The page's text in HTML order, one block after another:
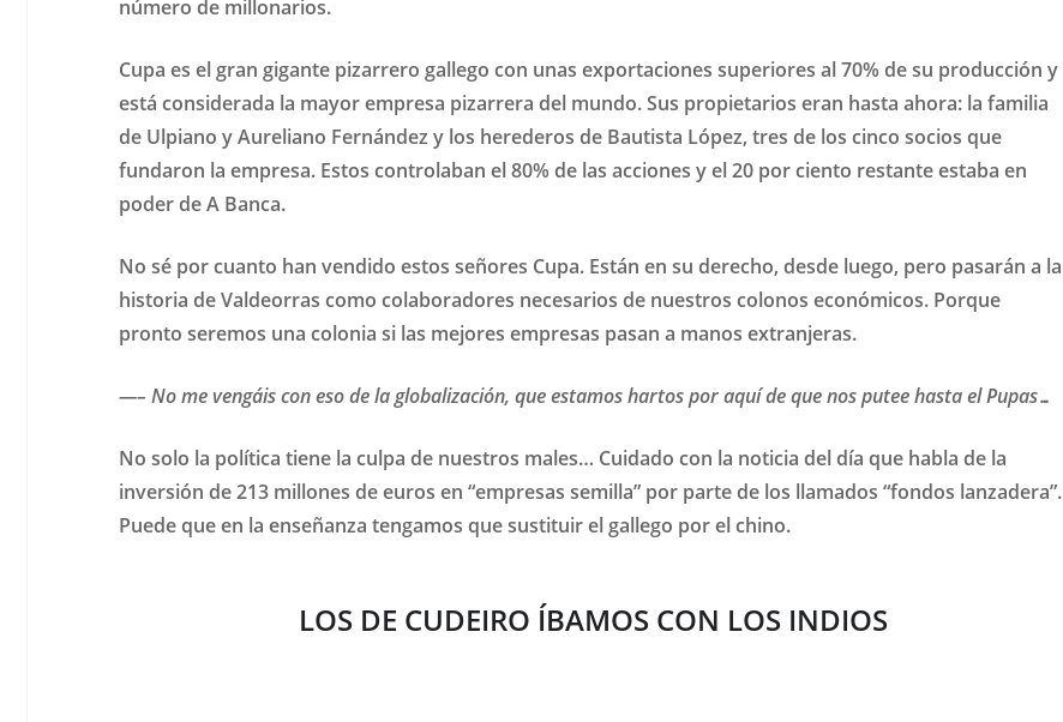
número de millonarios.
Cupa es el gran gigante pizarrero gallego con unas exportaciones superiores al 70% de su producción y
está considerada la mayor empresa pizarrera del mundo. Sus propietarios eran hasta ahora: la familia
de Ulpiano y Aureliano Fernández y los herederos de Bautista López, tres de los cinco socios que
fundaron la empresa. Estos controlaban el 80% de las acciones y el 20 por ciento restante estaba en
poder de A Banca.
No sé por cuanto han vendido estos señores Cupa. Están en su derecho, desde luego, pero pasarán a la
historia de Valdeorras como colaboradores necesarios de nuestros colonos económicos. Porque
pronto seremos una colonia si las mejores empresas pasan a manos extranjeras.
—– No me vengáis con eso de la globalización, que estamos hartos por aquí de que nos putee hasta el Pupas…
No solo la política tiene la culpa de nuestros males… Cuidado con la noticia del día que habla de la
inversión de 213 millones de euros en “empresas semilla” por parte de los llamados “fondos lanzadera”.
Puede que en la enseñanza tengamos que sustituir el gallego por el chino.
LOS DE CUDEIRO ÍBAMOS CON LOS INDIOS